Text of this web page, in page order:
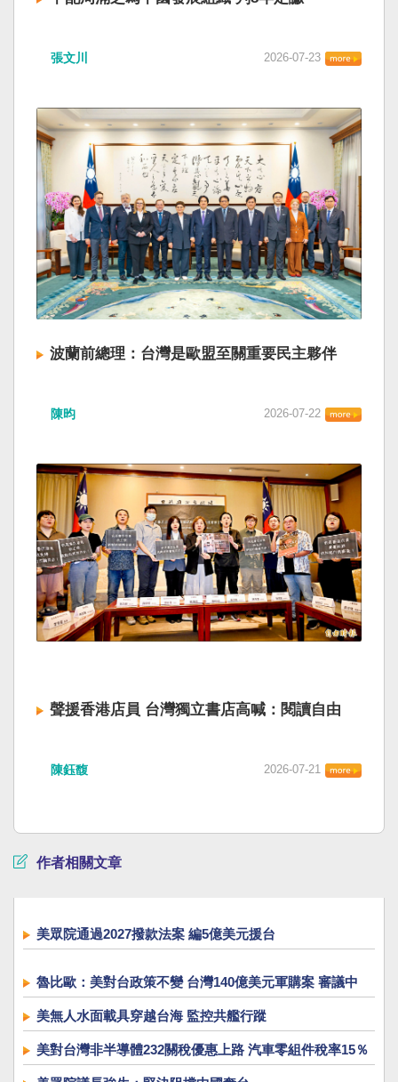
張文川 2026-07-23
波蘭前總理：台灣是歐盟至關重要民主夥伴
陳昀 2026-07-22
聲援香港店員 台灣獨立書店高喊：閱讀自由
陳鈺馥 2026-07-21
作者相關文章
美眾院通過2027撥款法案 編5億美元援台
魯比歐：美對台政策不變 台灣140億美元軍購案 審議中
美無人水面載具穿越台海 監控共艦行蹤
美對台灣非半導體232關稅優惠上路 汽車零組件稅率15％